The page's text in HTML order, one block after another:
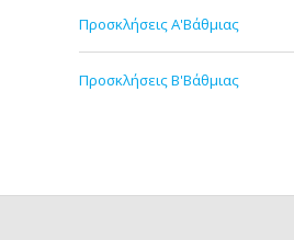
Προσκλήσεις Α'Βάθμιας
Προσκλήσεις Β'Βάθμιας